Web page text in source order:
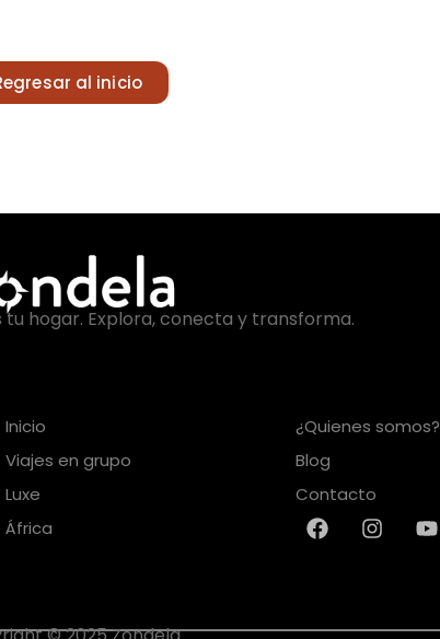
al inicio
tu hogar. Explora, conecta y transforma.
Inicio
Viajes en grupo
Luxe
África
¿Quienes somos?
Blog
Contacto